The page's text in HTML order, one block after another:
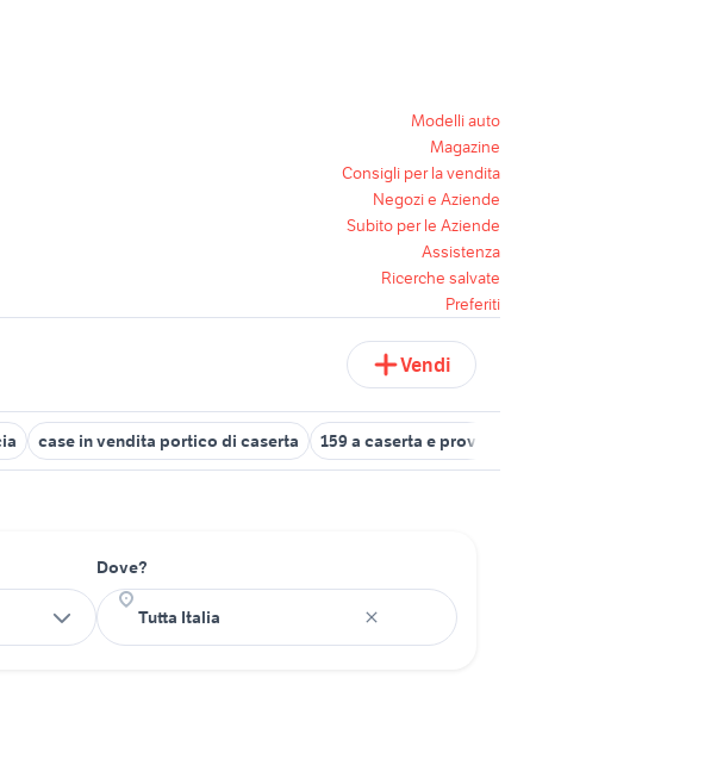
Modelli auto
Magazine
Consigli per la vendita
Negozi e Aziende
Subito per le Aziende
Assistenza
Ricerche salvate
Preferiti
Vendi
case in vendita portico di caserta 159 a caserta e provincia
Dove?